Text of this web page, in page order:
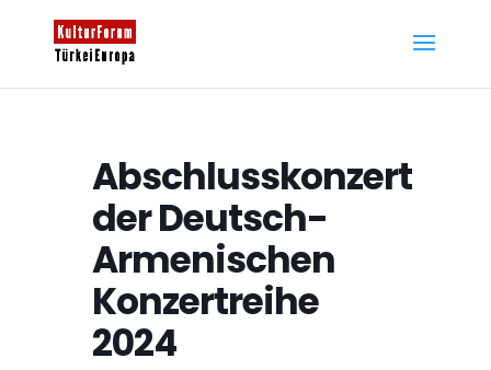
Abschlusskonzert
der Deutsch-
Armenischen
Konzertreihe
2024